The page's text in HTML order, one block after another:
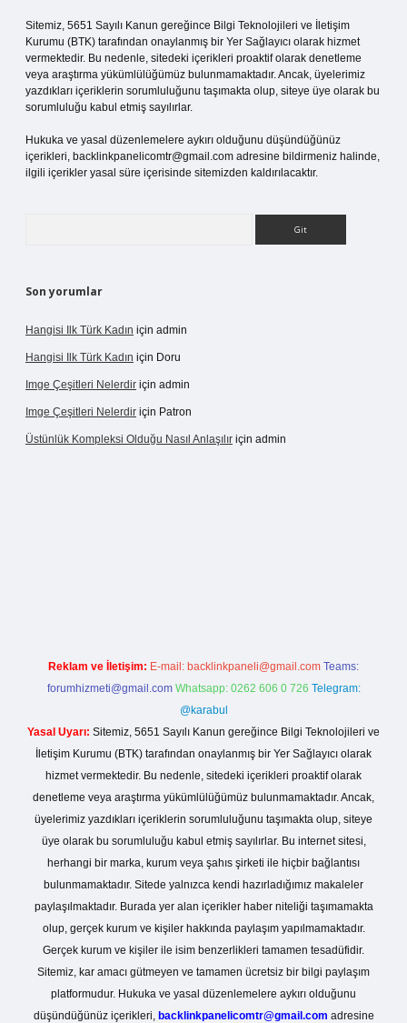
Sitemiz, 5651 Sayılı Kanun gereğince Bilgi Teknolojileri ve İletişim
Kurumu (BTK) tarafından onaylanmış bir Yer Sağlayıcı olarak hizmet
vermektedir. Bu nedenle, sitedeki içerikleri proaktif olarak denetleme
veya araştırma yükümlülüğümüz bulunmamaktadır. Ancak, üyelerimiz
yazdıkları içeriklerin sorumluluğunu taşımakta olup, siteye üye olarak bu
sorumluluğu kabul etmiş sayılırlar.
Hukuka ve yasal düzenlemelere aykırı olduğunu düşündüğünüz
içerikleri, backlinkpanelicomtr@gmail.com adresine bildirmeniz halinde,
ilgili içerikler yasal süre içerisinde sitemizden kaldırılacaktır.
Son yorumlar
Hangisi Ilk Türk Kadın için admin
Hangisi Ilk Türk Kadın için Doru
Imge Çeşitleri Nelerdir için admin
Imge Çeşitleri Nelerdir için Patron
Üstünlük Kompleksi Olduğu Nasıl Anlaşılır için admin
Reklam ve İletişim: E-mail: backlinkpaneli@gmail.com Teams:
forumhizmeti@gmail.com Whatsapp: 0262 606 0 726 Telegram:
@karabul
Yasal Uyarı: Sitemiz, 5651 Sayılı Kanun gereğince Bilgi Teknolojileri ve
İletişim Kurumu (BTK) tarafından onaylanmış bir Yer Sağlayıcı olarak
hizmet vermektedir. Bu nedenle, sitedeki içerikleri proaktif olarak
denetleme veya araştırma yükümlülüğümüz bulunmamaktadır. Ancak,
üyelerimiz yazdıkları içeriklerin sorumluluğunu taşımakta olup, siteye
üye olarak bu sorumluluğu kabul etmiş sayılırlar. Bu internet sitesi,
herhangi bir marka, kurum veya şahıs şirketi ile hiçbir bağlantısı
bulunmamaktadır. Sitede yalnızca kendi hazırladığımız makaleler
paylaşılmaktadır. Burada yer alan içerikler haber niteliği taşımamakta
olup, gerçek kurum ve kişiler hakkında paylaşım yapılmamaktadır.
Gerçek kurum ve kişiler ile isim benzerlikleri tamamen tesadüfidir.
Sitemiz, kar amacı gütmeyen ve tamamen ücretsiz bir bilgi paylaşım
platformudur. Hukuka ve yasal düzenlemelere aykırı olduğunu
düşündüğünüz içerikleri, backlinkpanelicomtr@gmail.com adresine